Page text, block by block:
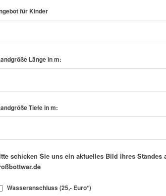
für Kinder
Länge in m:
Tiefe in m:
schicken Sie uns ein aktuelles Bild ihres Standes
Wasseranschluss (25,- Euro*)